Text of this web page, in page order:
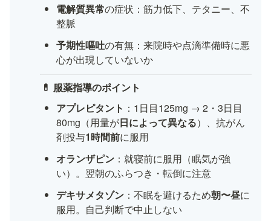
電解質異常の症状：筋力低下、テタニー、不
整脈
予期性嘔吐の有無：来院時や点滴準備時に悪
心が出現していないか
💊 服薬指導のポイント
アプレピタント ：1日目125mg → 2・3日目
80mg（用量が日によって異なる）、抗がん
剤投与1時間前に服用
オランザピン ：就寝前に服用（眠気が強
い）。翌朝のふらつき・転倒に注意
デキサメタゾン ：不眠を避けるため朝〜昼に
服用。自己判断で中止しない